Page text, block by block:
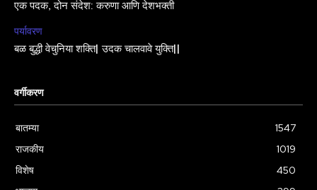
एक पदक, दोन संदेश: करुणा आणि देशभक्ती
पर्यावरण
बळ बुद्धी वेचुनिया शक्ति| उदक चालवावे युक्ति||
वर्गीकरण
बातम्या
1547
राजकीय
1019
विशेष
450